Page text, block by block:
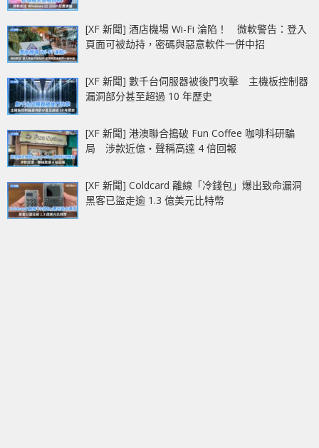
[XF 新聞] 酒店機場 Wi-Fi 淪陷！ 微軟警告：登入
頁面可被劫持，密碼與惡意軟件一併中招
[XF 新聞] 數千台伺服器被後門攻擊 主機板控制器
漏洞部分甚至超過 10 年歷史
[XF 新聞] 港澳聯合搗破 Fun Coffee 咖啡科研騙
局 涉款近億‧聲稱高達 4 倍回報
[XF 新聞] Coldcard 離線「冷錢包」爆出致命漏洞
黑客已盜走逾 1.3 億美元比特幣